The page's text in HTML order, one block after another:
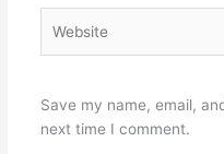
Save my name, email,
next time I comment.